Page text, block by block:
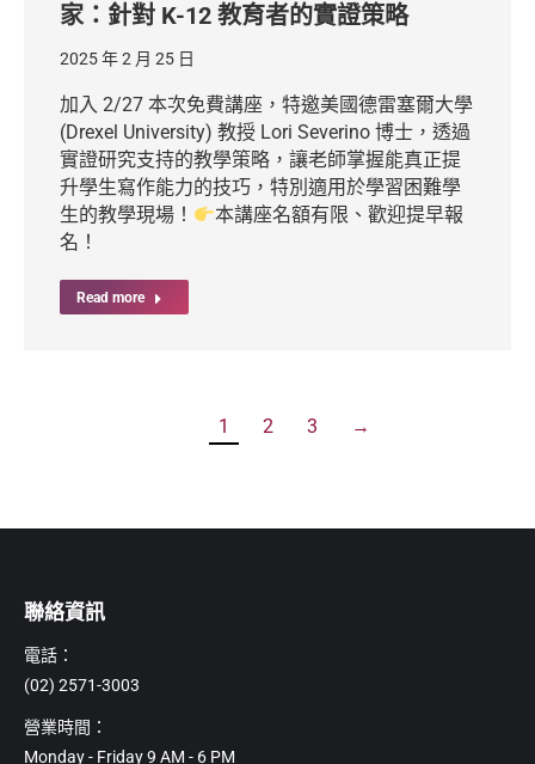
家：針對 K-12 教育者的實證策略
2025 年 2 月 25 日
加入 2/27 本次免費講座，特邀美國德雷塞爾大學
(Drexel University) 教授 Lori Severino 博士，透過
實證研究支持的教學策略，讓老師掌握能真正提
升學生寫作能力的技巧，特別適用於學習困難學
生的教學現場！
本講座名額有限、歡迎提早報
名！
Read more
1 2 3 →
聯絡資訊
電話：
(02) 2571-3003
營業時間：
Monday - Friday 9 AM - 6 PM